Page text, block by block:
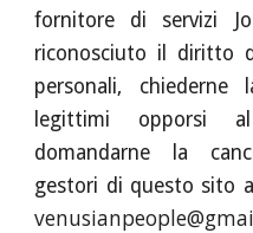
fornitore di servizi
riconosciuto il diritto
personali,
legittimi opporsi
domandarne la
gestori di questo sito